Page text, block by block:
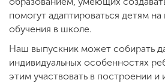
помогут адаптироваться детям на
обучения в школе.
Наш выпускник может собирать
индивидуальных особенностях
этим участвовать в построении и